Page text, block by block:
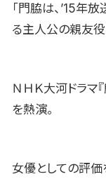
「門脇は、’15年
る主人公の親友役
ＮＨＫ大河ドラマ
を熱演。
女優としての評価